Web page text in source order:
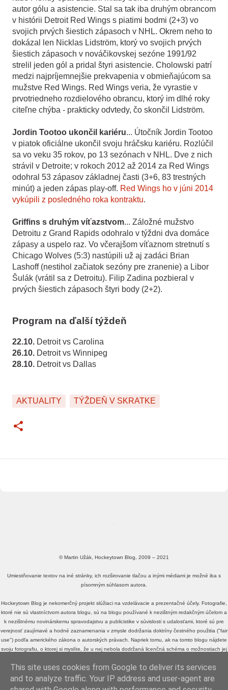
autor gólu a asistencie. Stal sa tak iba druhým obrancom
v histórii Detroit Red Wings s piatimi bodmi (2+3) vo
svojich prvých šiestich zápasoch v NHL. Okrem neho to
dokázal len Nicklas Lidström, ktorý vo svojich prvých
šiestich zápasoch v nováčikovskej sezóne 1991/92
strelil jeden gól a pridal štyri asistencie. Cholowski patrí
medzi najpríjemnejšie prekvapenia v obmieňajúcom sa
mužstve Red Wings. Red Wings veria, že vyrastie v
prvotriedneho rozdielového obrancu, ktorý im dlhé roky
citeľne chýba - prakticky odvtedy, čo skončil
Lidström.
Jordin Tootoo ukončil kariéru... Útočník Jordin Tootoo
v piatok oficiálne ukončil svoju hráčsku kariéru. Rozlúčil
sa vo veku 35 rokov, po 13 sezónach v NHL. Dve z nich
strávil v Detroite; v rokoch 2012 až 2014 za Red Wings
odohral 53 zápasov základnej časti (3+6, 83 trestných
minút) a jeden zápas play-off. Red Wings ho v júni 2014
vykúpili z posledného roka kontraktu.
Griffins s druhým víťazstvom... Záložné mužstvo
Detroitu z Grand Rapids odohralo v týždni dva domáce
zápasy a uspelo raz. Vo včerajšom víťaznom stretnutí s
Chicago Wolves (5:3) nastúpili už aj zadáci Brian
Lashoff (nestihol začiatok sezóny pre zranenie) a Libor
Šulák (vrátil sa z Detroitu). Filip Zadina pozbieral v
prvých šiestich zápasoch štyri body (2+2).
Program na ďalší týždeň
22.10. Detroit vs Carolina
26.10. Detroit vs Winnipeg
28.10. Detroit vs Dallas
AKTUALITY TÝŽDEŇ V SKRATKE
© Martin Užák, Hockeytown Blog, 2009 – 2021
Umiestňovanie textov na iné stránky, ich rozširovanie tlačou a inými médiami je možné iba s
písomným súhlasom autora.
Hockeytown Blog je nekomerčný projekt slúžiaci na vzdelávacie a prezentačné účely. Fotografie,
ktoré nie sú vlastníctvom autora blogu, sú na blogu používané k nezištným redakčným účelom a
k nezištnému novinárskemu spravodajstvu a publicistike v súvislosti s udalosťami, ktoré sú pre
verejnosť zaujímavé a hodné zaznamenania v zmysle dodržania doktríny čestného použitia ("fair
use") podľa amerického zákona o autorských právach. Napriek tomu, ak na tomto blogu nájdete
svoju fotografiu, o ktorej si myslíte, že u nej nebola dodržaná licenčná schéma o možnostiach jej
čestného použitia ("fair use") podľa amerického zákona o autorských právach, a neželáte si, aby
sa na tomto blogu ďalej zobrazovala,kontaktujte ma, prosím.
This site uses cookies from Google to deliver its services
and to analyze traffic. Your IP address and user-agent are